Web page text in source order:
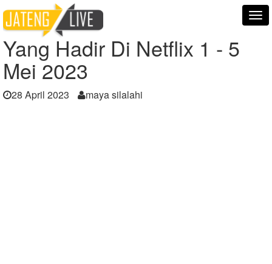
Home Berita Yang Hadir Di Netflix 1 - 5 Mei 2023
Yang Hadir Di Netflix 1 - 5
Mei 2023
28 April 2023 maya silalahi